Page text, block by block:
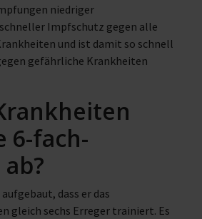
niedriger
Impfschutz gegen alle
und ist damit so schnell
gefährliche Krankheiten
6-fach-
dass er das
gleich sechs Erreger trainiert. Es